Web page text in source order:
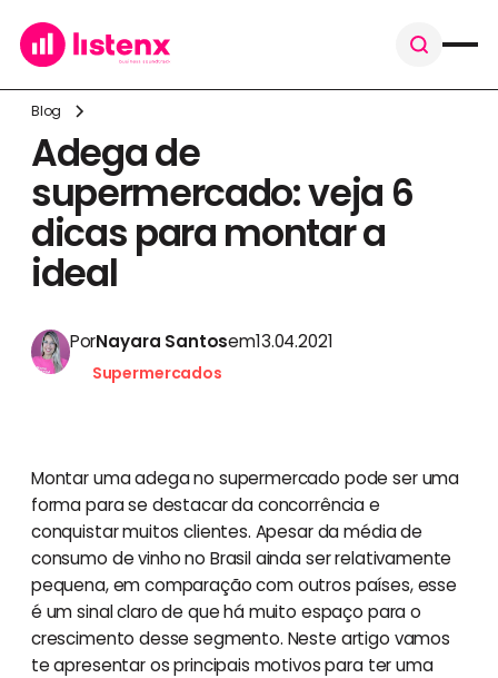
Blog
Adega de
supermercado: veja 6
dicas para montar a
ideal
PorNayara Santosem13.04.2021
Supermercados
Montar uma adega no supermercado pode ser uma
forma para se destacar da concorrência e
conquistar muitos clientes. Apesar da média de
consumo de vinho no Brasil ainda ser relativamente
pequena, em comparação com outros países, esse
é um sinal claro de que há muito espaço para o
crescimento desse segmento. Neste artigo vamos
te apresentar os principais motivos para ter uma